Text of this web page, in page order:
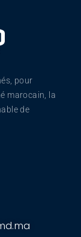
pour
marocain, la
de